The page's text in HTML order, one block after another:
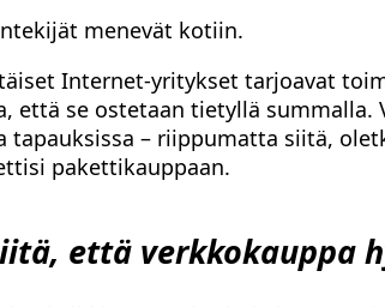
menevät kotiin.
Internet-yritykset tarjoavat
että se ostetaan tietyllä
tapauksissa – riippumatta siitä,
pakettikauppaan.
että verkkokauppa